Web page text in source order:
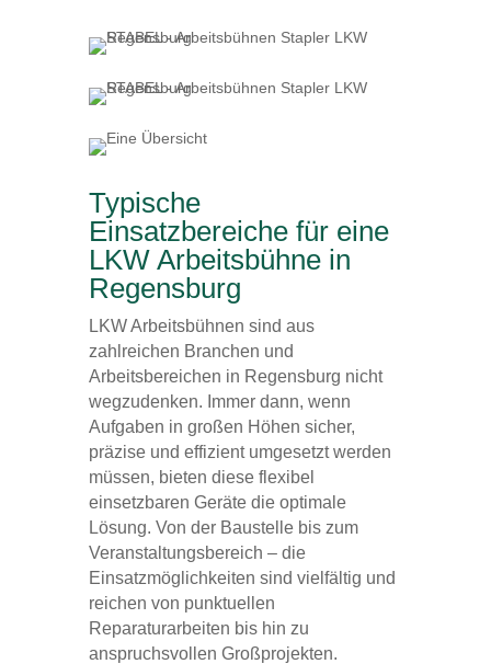
Typische
Einsatzbereiche für eine
LKW Arbeitsbühne in
Regensburg
LKW Arbeitsbühnen sind aus
zahlreichen Branchen und
Arbeitsbereichen in Regensburg nicht
wegzudenken. Immer dann, wenn
Aufgaben in großen Höhen sicher,
präzise und effizient umgesetzt werden
müssen, bieten diese flexibel
einsetzbaren Geräte die optimale
Lösung. Von der Baustelle bis zum
Veranstaltungsbereich – die
Einsatzmöglichkeiten sind vielfältig und
reichen von punktuellen
Reparaturarbeiten bis hin zu
anspruchsvollen Großprojekten.